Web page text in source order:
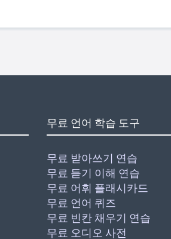
무료 언어 학습 도구
무료 받아쓰기 연습
무료 듣기 이해 연습
무료 어휘 플래시카드
무료 언어 퀴즈
무료 빈칸 채우기 연습
무료 오디오 사전